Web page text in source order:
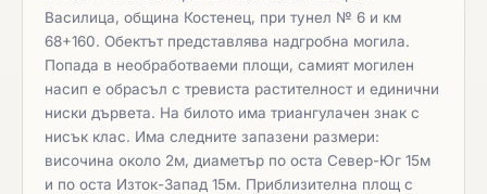
Василица, община Костенец, при тунел № 6 и км
68+160. Обектът представлява надгробна могила.
Попада в необработваеми площи, самият могилен
насип е обрасъл с тревиста растителност и единични
ниски дървета. На билото има триангулачен знак с
нисък клас. Има следните запазени размери:
височина около 2м, диаметър по оста Север-Юг 15м
и по оста Изток-Запад 15м. Приблизителна площ с